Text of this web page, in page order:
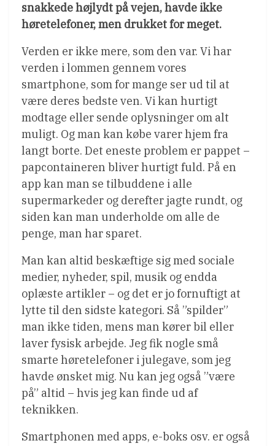
snakkede højlydt på vejen, havde ikke
høretelefoner, men drukket for meget.
Verden er ikke mere, som den var. Vi har
verden i lommen gennem vores
smartphone, som for mange ser ud til at
være deres bedste ven. Vi kan hurtigt
modtage eller sende oplysninger om alt
muligt. Og man kan købe varer hjem fra
langt borte. Det eneste problem er pappet –
papcontaineren bliver hurtigt fuld. På en
app kan man se tilbuddene i alle
supermarkeder og derefter jagte rundt, og
siden kan man underholde om alle de
penge, man har sparet.
Man kan altid beskæftige sig med sociale
medier, nyheder, spil, musik og endda
oplæste artikler – og det er jo fornuftigt at
lytte til den sidste kategori. Så ”spilder”
man ikke tiden, mens man kører bil eller
laver fysisk arbejde. Jeg fik nogle små
smarte høretelefoner i julegave, som jeg
havde ønsket mig. Nu kan jeg også ”være
på” altid – hvis jeg kan finde ud af
teknikken.
Smartphonen med apps, e-boks osv. er også